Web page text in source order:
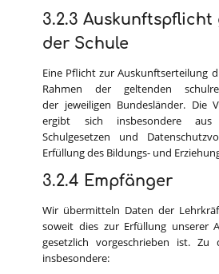
3.2.3
der Schule
Eine Pflicht zur Auskunftserteilung
Rahmen der geltenden
der jeweiligen Bundesländer. Die
ergibt sich insbesondere aus
Schulgesetzen und
Erfüllung des Bildungs- und
3.2.4 Empfänger
Wir übermitteln Daten der
soweit dies zur Erfüllung unserer
gesetzlich vorgeschrieben ist. Zu
insbesondere: